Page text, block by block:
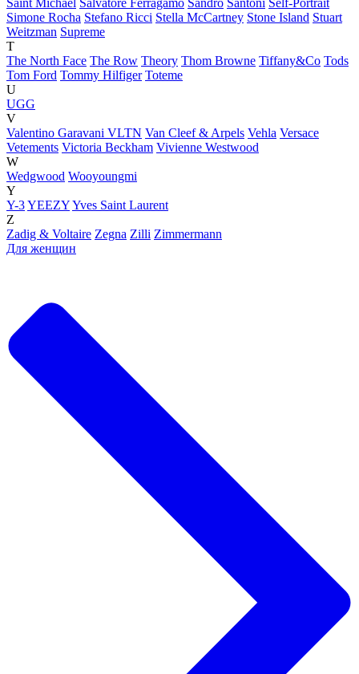
Saint Michael Salvatore Ferragamo Sandro Santoni Self-Portrait
Simone Rocha Stefano Ricci Stella McCartney Stone Island Stuart
Weitzman Supreme
T
The North Face The Row Theory Thom Browne Tiffany&Co Tods
Tom Ford Tommy Hilfiger Toteme
U
UGG
V
Valentino Garavani VLTN Van Cleef & Arpels Vehla Versace
Vetements Victoria Beckham Vivienne Westwood
W
Wedgwood Wooyoungmi
Y
Y-3YEEZYYves Saint Laurent
Z
Zadig & Voltaire Zegna Zilli Zimmermann
Для женщин